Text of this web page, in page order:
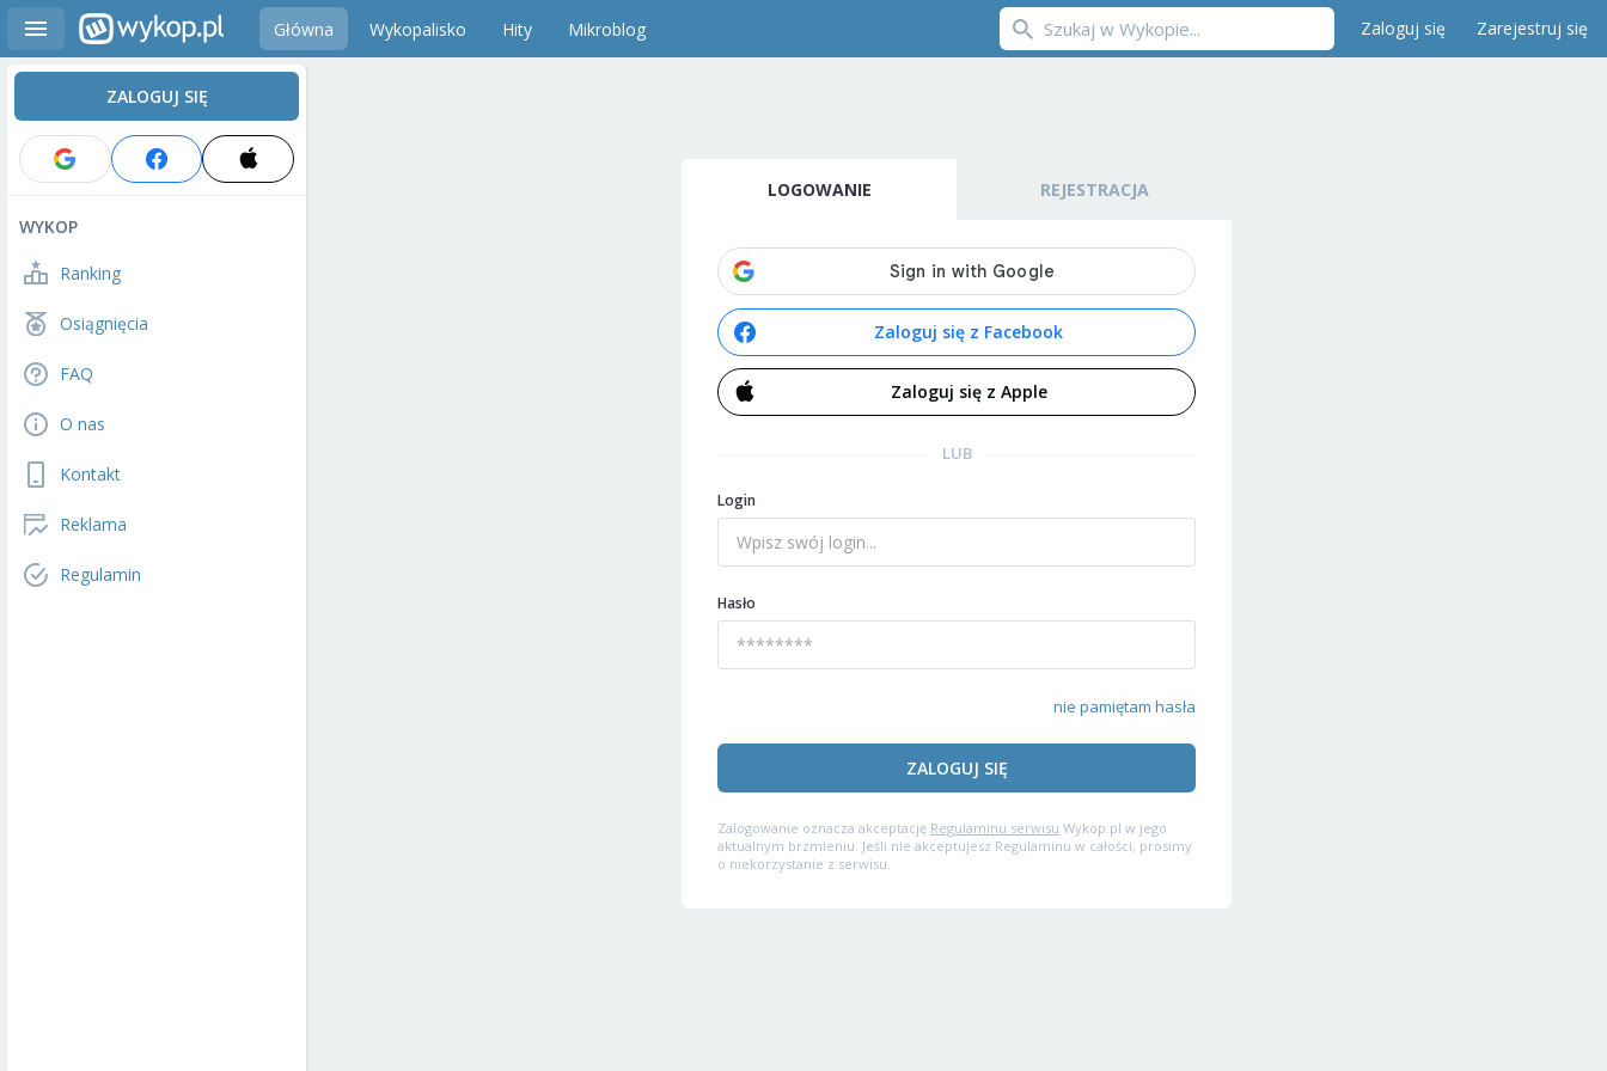
Główna Wykopalisko Hity Mikroblog Zaloguj się Zarejestruj się
ZALOGUJ SIĘ
WYKOP
Ranking
Osiągnięcia
FAQ
O nas
Kontakt
Reklama
Regulamin
LOGOWANIE REJESTRACJA
Zaloguj się z Facebook
Zaloguj się z Apple
LUB
Login
Hasło
nie pamiętam hasła
ZALOGUJ SIĘ
Zalogowanie oznacza akceptację Regulaminu serwisu Wykop.pl w jego
aktualnym brzmieniu. Jeśli nie akceptujesz Regulaminu w całości, prosimy
o niekorzystanie z serwisu.